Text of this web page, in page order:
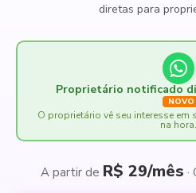
diretas para
Proprietário notificado
NOVO
O proprietário vê seu interesse
na hora.
A partir de R$ 29/mês